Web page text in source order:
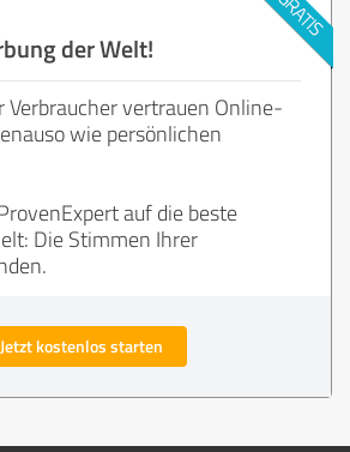
der Welt!
Verbraucher vertrauen Online-
wie persönlichen
auf die beste
Die Stimmen Ihrer
Jetzt kostenlos starten